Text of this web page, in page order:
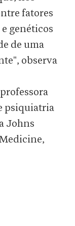
fatores
genéticos
de uma
observa
psiquiatria
Johns